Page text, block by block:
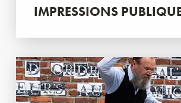
IMPRESSIONS